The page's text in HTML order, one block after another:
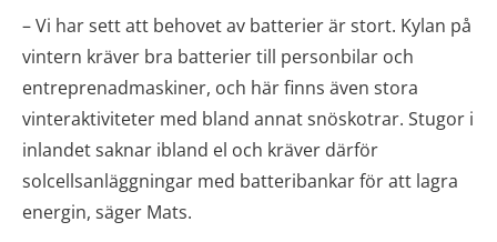
– Vi har sett att behovet av batterier är stort. Kylan på
vintern kräver bra batterier till personbilar och
entreprenadmaskiner, och här finns även stora
vinteraktiviteter med bland annat snöskotrar. Stugor i
inlandet saknar ibland el och kräver därför
solcellsanläggningar med batteribankar för att lagra
energin, säger Mats.